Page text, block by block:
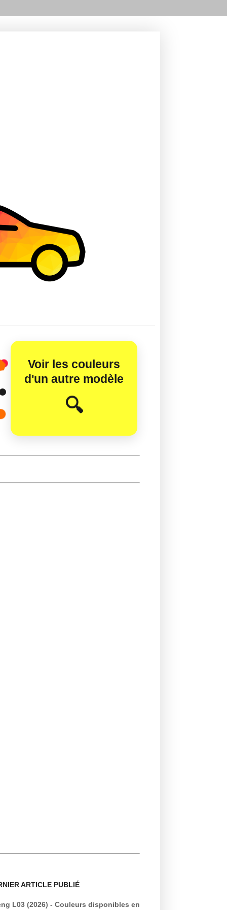
Voir les couleurs
d'un autre modèle
🔍
ARTICLE PUBLIÉ
L03 (2026) - Couleurs disponibles en